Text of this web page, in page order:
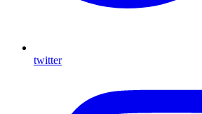
twitter